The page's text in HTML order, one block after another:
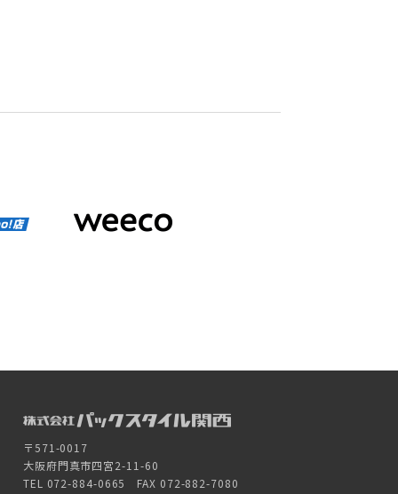
〒571-0017
大阪府門真市四宮2-11-60
TEL 072-884-0665 FAX 072-882-7080